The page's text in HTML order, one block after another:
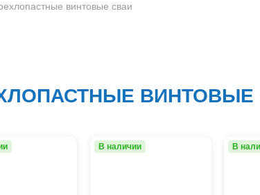
винтовые сваи
ВИНТОВЫЕ
В наличии В